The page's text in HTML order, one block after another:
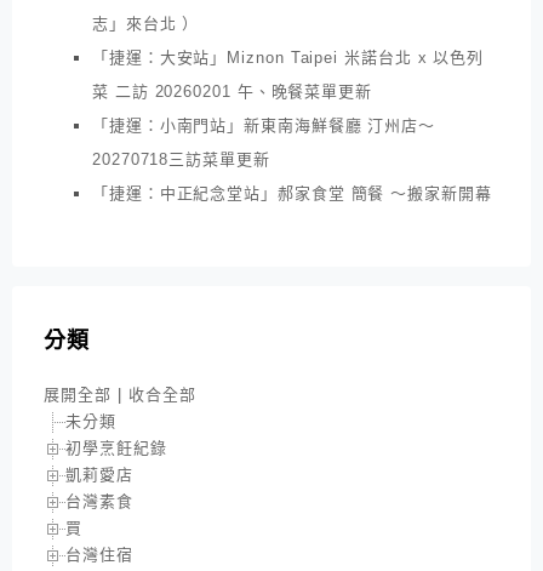
志」來台北 ）
「捷運：大安站」Miznon Taipei 米諾台北 x 以色列
菜 二訪 20260201 午、晚餐菜單更新
「捷運：小南門站」新東南海鮮餐廳 汀州店～
20270718三訪菜單更新
「捷運：中正紀念堂站」郝家食堂 簡餐 ～搬家新開幕
分類
展開全部
收合全部
未分類
初學烹飪紀錄
凱莉愛店
台灣素食
買
台灣住宿